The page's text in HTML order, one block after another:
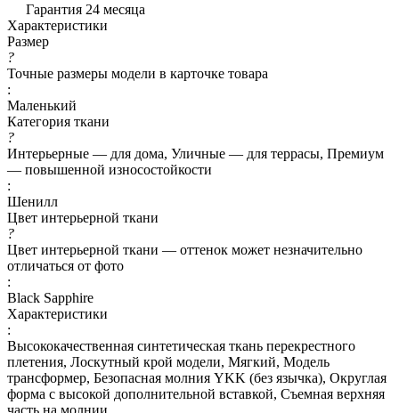
Гарантия 24 месяца
Характеристики
Размер
?
Точные размеры модели в карточке товара
:
Маленький
Категория ткани
?
Интерьерные — для дома, Уличные — для террасы, Премиум
— повышенной износостойкости
:
Шенилл
Цвет интерьерной ткани
?
Цвет интерьерной ткани — оттенок может незначительно
отличаться от фото
:
Black Sapphire
Характеристики
:
Высококачественная синтетическая ткань перекрестного
плетения, Лоскутный крой модели, Мягкий, Модель
трансформер, Безопасная молния YKK (без язычка), Округлая
форма с высокой дополнительной вставкой, Съемная верхняя
часть на молнии